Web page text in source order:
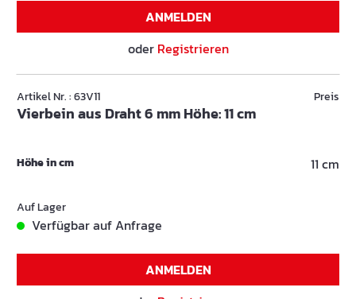
ANMELDEN
oder Registrieren
Artikel Nr. : 63V11
Vierbein aus Draht 6 mm Höhe: 11 cm
Preis
Höhe in cm 11 cm
Auf Lager
Verfügbar auf Anfrage
ANMELDEN